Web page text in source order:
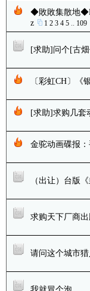
◆敗敗集散地
z
1 2 3 4 5.. 109
[求助]问个[古
〔彩虹CH〕《
[求助]求购几套
金驼动画碟报
（出让）台版
求购天下厂商
请问这个城市